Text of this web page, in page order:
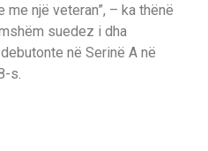
me një veteran”, – ka thënë
suedez i dha
në Serinë A në
s.